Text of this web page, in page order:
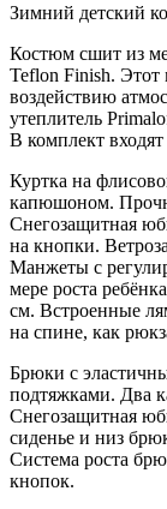
Зимний детский
Костюм сшит из
Teflon Finish. Этот
воздействию
утеплитель
В комплект
Куртка на
капюшоном.
Снегозащитная
на кнопки.
Манжеты с
мере роста
см. Встроенные
на спине, как
Брюки с
подтяжками. Два
Снегозащитная
сиденье и низ
Система роста
кнопок.